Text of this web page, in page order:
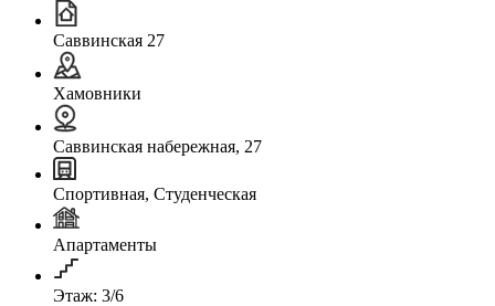
Саввинская 27
Хамовники
Саввинская набережная, 27
Спортивная, Студенческая
Апартаменты
Этаж: 3/6